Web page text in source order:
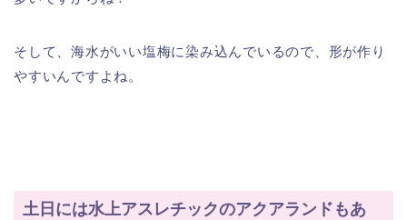
そして、海水がいい塩梅に染み込んでいるので、形が作り
やすいんですよね。
土日には水上アスレチックのアクアランドもあ